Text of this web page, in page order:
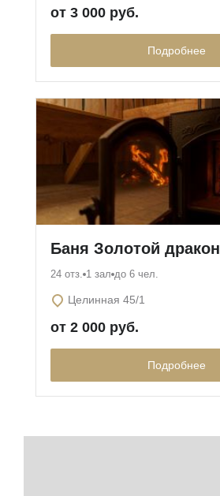
от 3 000 руб.
Подробнее
Баня Золотой дракон
24 отз. 1 зал до 6 чел.
Целинная 45/1
от 2 000 руб.
Подробнее